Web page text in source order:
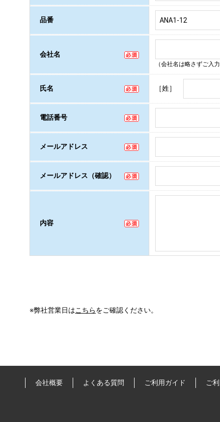
品番
会社名
（会社名は略さずご
氏名 ［姓］
電話番号
メールアドレス
メールアドレス（確認）
内容
※弊社営業日はこちらをご確認ください。
会社概要 よくある質問 ご利用ガイド ご